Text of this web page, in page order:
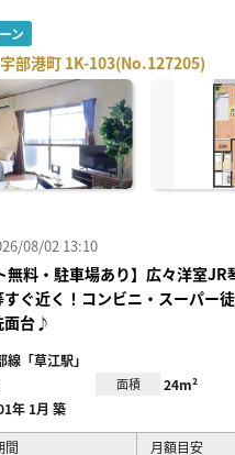
ン
部港町 1K-103(No.127205)
08/02 13:10
無料・駐車場あり】広々洋室
ぐ近く！コンビニ・スーパー
面台♪
線「草江駅」
面積 24m²
年 1月 築
間 月額目安